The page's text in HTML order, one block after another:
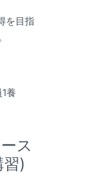
を目指
養
ス
)